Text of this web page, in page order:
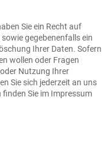
Sie ein Recht auf
gegebenenfalls ein
Ihrer Daten. Sofern
wollen oder Fragen
Nutzung Ihrer
Sie sich jederzeit an uns
Sie im Impressum